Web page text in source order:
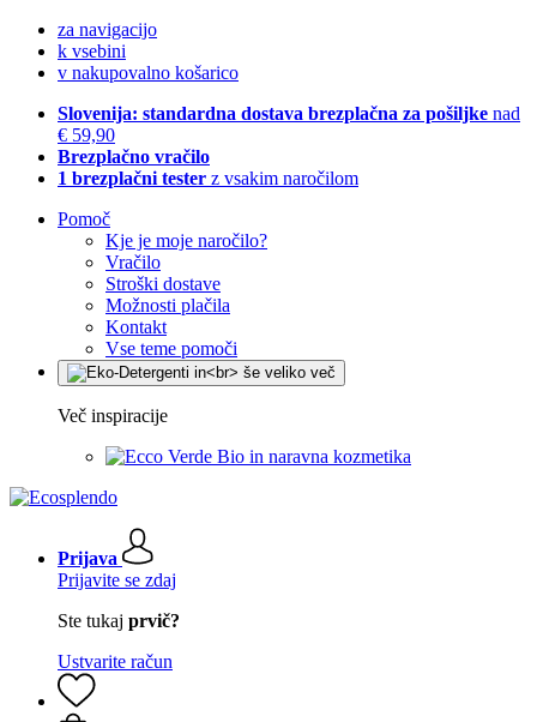
za navigacijo
k vsebini
v nakupovalno košarico
Slovenija: standardna dostava brezplačna za pošiljke nad
€ 59,90
Brezplačno vračilo
1 brezplačni tester z vsakim naročilom
Pomoč
Kje je moje naročilo?
Vračilo
Stroški dostave
Možnosti plačila
Kontakt
Vse teme pomoči
Več inspiracije
Bio in naravna kozmetika
Prijava
Prijavite se zdaj
Ste tukaj prvič?
Ustvarite račun